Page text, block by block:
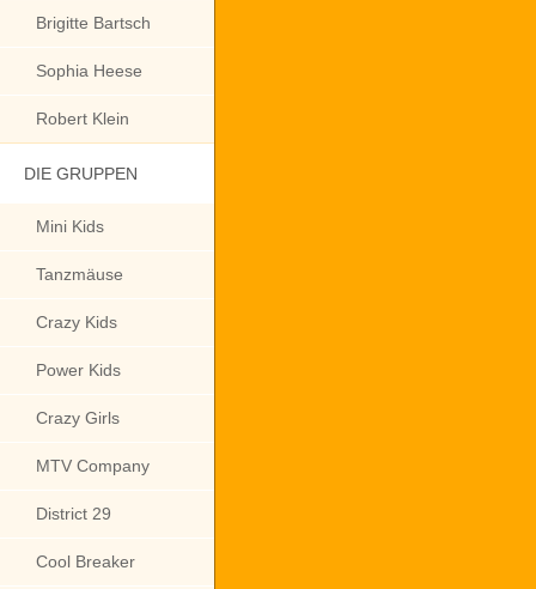
Brigitte Bartsch
Sophia Heese
Robert Klein
DIE GRUPPEN
Mini Kids
Tanzmäuse
Crazy Kids
Power Kids
Crazy Girls
MTV Company
District 29
Cool Breaker